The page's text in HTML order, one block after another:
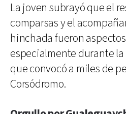
La joven subrayó que el
comparsas y el
hinchada fueron
especialmente durante
que convocó a miles de
Corsódromo.